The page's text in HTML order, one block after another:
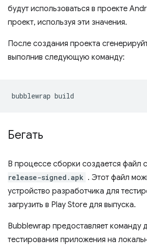
будут использоваться в проекте
проект, используя эти значения.
После создания проекта
выполнив следующую команду:
bubblewrap
Бегать
В процессе сборки создается файл
release-signed.apk . Этот файл
устройство разработчика для
загрузить в Play Store для выпуска.
Bubblewrap предоставляет команду
тестирования приложения на